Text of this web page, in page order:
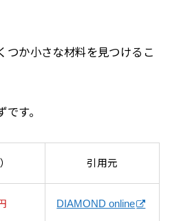
つか小さな材料を見つけるこ
す。
引用元
DIAMOND online